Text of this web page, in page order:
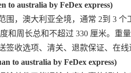
to australia by FeDex express)
，澳大利亚全境，通常 2到 3
和周长总和不超过 330 厘米。重量
收选项、清关、退款保证、在
to australia by FeDex express)